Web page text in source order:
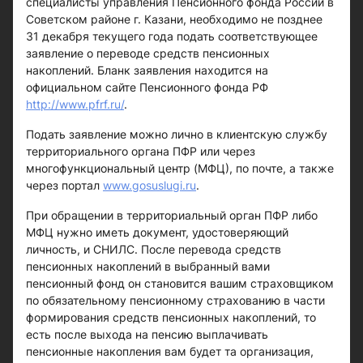
Советском районе г. Казани, необходимо не позднее
31 декабря текущего года подать соответствующее
заявление о переводе средств пенсионных
накоплений. Бланк заявления находится на
официальном сайте Пенсионного фонда РФ
http://www.pfrf.ru/.
Подать заявление можно лично в клиентскую службу
территориального органа ПФР или через
многофункциональный центр (МФЦ), по почте, а также
через портал www.gosuslugi.ru.
При обращении в территориальный орган ПФР либо
МФЦ нужно иметь документ, удостоверяющий
личность, и СНИЛС. После перевода средств
пенсионных накоплений в выбранный вами
пенсионный фонд он становится вашим страховщиком
по обязательному пенсионному страхованию в части
формирования средств пенсионных накоплений, то
есть после выхода на пенсию выплачивать
пенсионные накопления вам будет та организация,